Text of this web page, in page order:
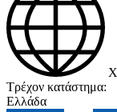
Τρέχον κατάστημα:
Ελλάδα